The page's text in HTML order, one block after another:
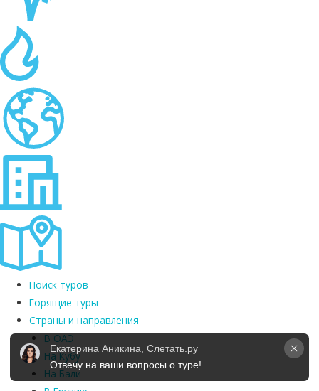
Поиск туров
Горящие туры
Страны и направления
В ОАЭ
На Кубу
На Бали
Екатерина Аникина, Слетать.ру
Отвечу на ваши вопросы о туре!